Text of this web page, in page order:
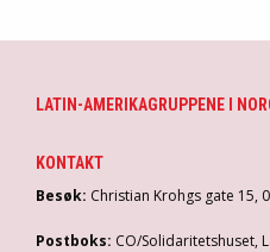
LATIN-AMERIKAGRUPPENE I
KONTAKT
Besøk: Christian Krohgs gate 15,
Postboks: CO/Solidaritetshuset,